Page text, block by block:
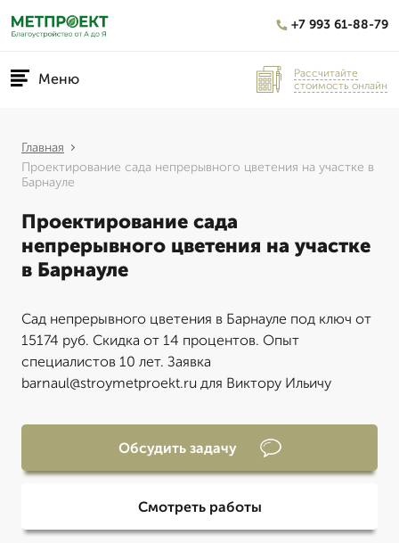
+7 993 61-88-79
Меню
Рассчитайте
стоимость онлайн
Главная
Проектирование сада непрерывного цветения на участке в
Барнауле
Проектирование сада
непрерывного цветения на участке
в Барнауле
Сад непрерывного цветения в Барнауле под ключ от
15174 руб. Скидка от 14 процентов. Опыт
специалистов 10 лет. Заявка
barnaul@stroymetproekt.ru для Виктору Ильичу
Обсудить задачу
Смотреть работы